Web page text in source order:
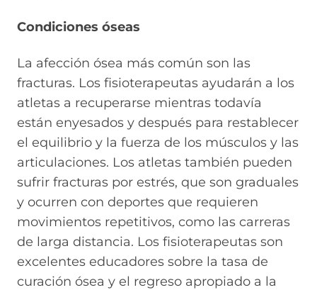
Condiciones óseas
La afección ósea más común son las
fracturas. Los fisioterapeutas ayudarán a los
atletas a recuperarse mientras todavía
están enyesados y después para restablecer
el equilibrio y la fuerza de los músculos y las
articulaciones. Los atletas también pueden
sufrir fracturas por estrés, que son graduales
y ocurren con deportes que requieren
movimientos repetitivos, como las carreras
de larga distancia. Los fisioterapeutas son
excelentes educadores sobre la tasa de
curación ósea y el regreso apropiado a la